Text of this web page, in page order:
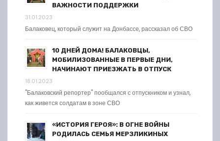
ВАЖНОСТИ ПОДДЕРЖКИ
31.01.2023
Балаковец, который служит на Донбассе, рассказал об СВО
10 ДНЕЙ ДОМА! БАЛАКОВЦЫ,
МОБИЛИЗОВАННЫЕ В ПЕРВЫЕ ДНИ,
НАЧИНАЮТ ПРИЕЗЖАТЬ В ОТПУСК
18.01.2023
"Балаковский репортер" пообщался с отпускником и узнал,
как живется солдатам в зоне СВО
«ИСТОРИЯ ГЕРОЯ»: В ОГНЕ ВОЙНЫ
РОДИЛАСЬ СЕМЬЯ МЕРЗЛИКИНЫХ